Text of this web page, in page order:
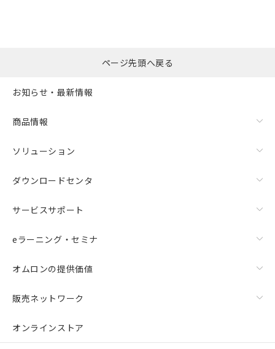
ページ先頭へ戻る
お知らせ・最新情報
商品情報
ソリューション
ダウンロードセンタ
サービスサポート
eラーニング・セミナ
オムロンの提供価値
販売ネットワーク
オンラインストア